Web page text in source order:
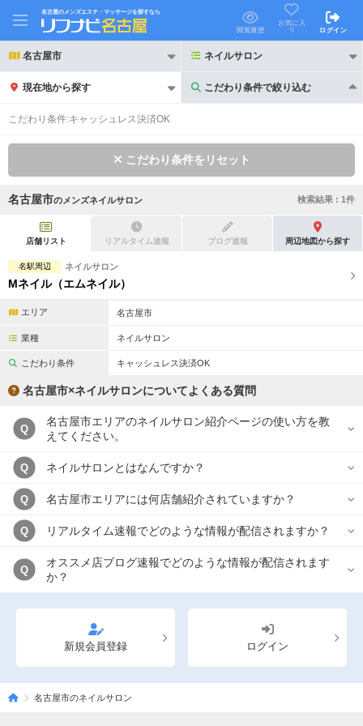
名古屋のメンズエステ・マッサージを探すなら
閲覧履歴
お気に入
り
ログイン
名古屋市 ネイルサロン
現在地から探す こだわり条件で絞り込む
こだわり条件で絞り込む
初回割引あり リピーター割引あり
団体割引
2名様歓迎
完全個室 半個室あり
ペアルームあり シャワー室完備
フットバスあり
専用駐車場あり
日本人スタッフのみ 女性スタッフのみ
スタッフ指名可 Ｗセラピスト
駅から徒歩5分以内
こだわり条件:キャッシュレス決済OK
こだわり条件をリセット
名古屋市の メンズネイルサロン 検索結果 : 1件
店舗リスト リアルタイム速報 ブログ速報 周辺地図から探す
名駅周辺 ネイルサロン
Mネイル（エムネイル）
エリア 名古屋市
業種 ネイルサロン
こだわり条件 キャッシュレス決済OK
名古屋市×ネイルサロンについてよくある質問
Q
名古屋市エリアのネイルサロン紹介ページの使い方を教
えてください。
Q ネイルサロンとはなんですか？
Q 名古屋市エリアには何店舗紹介されていますか？
Q リアルタイム速報でどのような情報が配信されますか？
Q
オススメ店ブログ速報でどのような情報が配信されます
か？
新規会員登録 ログイン
名古屋市のネイルサロン